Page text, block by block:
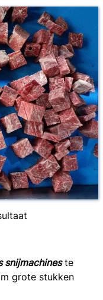
snijmachineste
grote stukken